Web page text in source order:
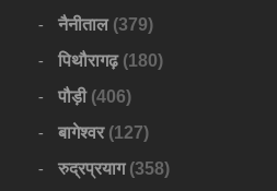
नैनीताल(379)
पिथौरागढ़(180)
पौड़ी(406)
बागेश्वर(127)
रुद्रप्रयाग(358)